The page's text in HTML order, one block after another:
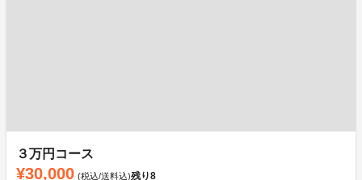
３万円コース
¥30,000 (税込/送料込)残り8